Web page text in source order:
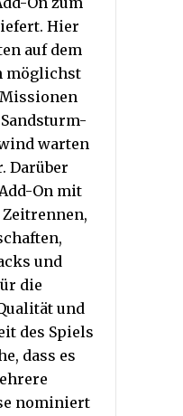
Hier
auf dem
möglichst
warten
Darüber
On mit
und
die
und
des Spiels
dass es
nominiert